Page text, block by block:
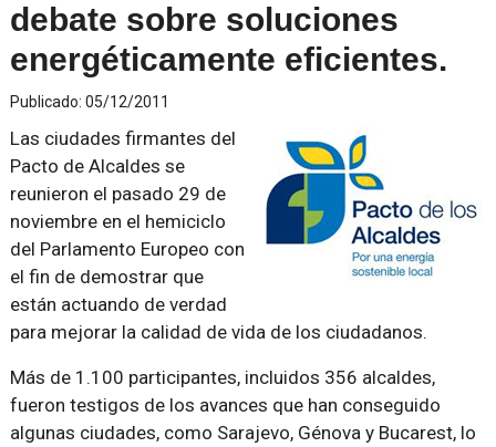
debate sobre soluciones
energéticamente eficientes.
Publicado: 05/12/2011
Las ciudades firmantes del
Pacto de Alcaldes se
reunieron el pasado 29 de
noviembre en el hemiciclo
del Parlamento Europeo con
el fin de demostrar que
están actuando de verdad
para mejorar la calidad de vida de los ciudadanos.
Más de 1.100 participantes, incluidos 356 alcaldes,
fueron testigos de los avances que han conseguido
algunas ciudades, como Sarajevo, Génova y Bucarest, lo